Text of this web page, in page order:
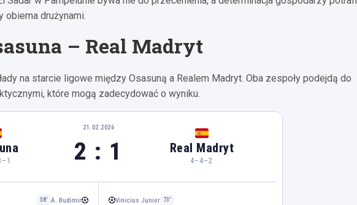
obiema drużynami.
– Real Madryt
na starcie ligowe między Osasuną a Realem Madryt. Oba zespoły podejdą do
które mogą zadecydować o wyniku.
21.02.2026
2 : 1 Real Madryt
4–4–2
38' A. Budimir Vinicius Junior 73'